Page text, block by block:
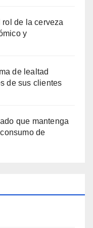
de la cerveza
y
de lealtad
de sus clientes
que mantenga
de